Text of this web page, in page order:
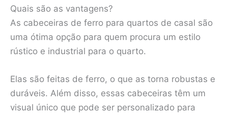
Quais são as vantagens?
As cabeceiras de ferro para quartos de casal são
uma ótima opção para quem procura um estilo
rústico e industrial para o quarto.
Elas são feitas de ferro, o que as torna robustas e
duráveis. Além disso, essas cabeceiras têm um
visual único que pode ser personalizado para